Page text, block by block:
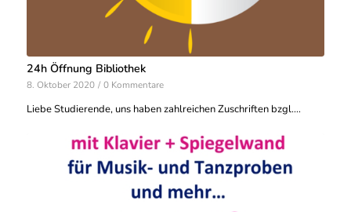
24h Öffnung Bibliothek
8. Oktober 2020 / 0 Kommentare
Liebe Studierende, uns haben zahlreichen Zuschriften bzgl.…